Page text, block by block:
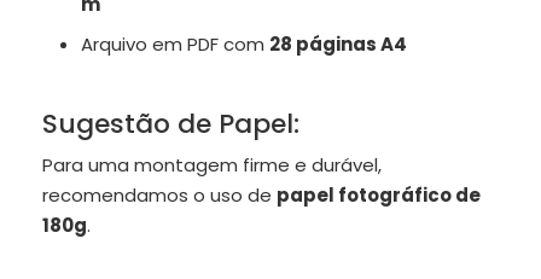
Arquivo em PDF com 28 páginas A4
Sugestão de Papel:
Para uma montagem firme e durável,
recomendamos o uso de papel fotográfico de
180g.